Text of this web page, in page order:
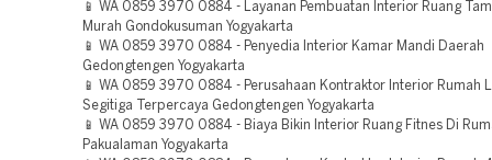
📱 WA 0859 3970 0884 - Layanan Pembuatan Interior Ruang
Murah Gondokusuman Yogyakarta
📱 WA 0859 3970 0884 - Penyedia Interior Kamar Mandi Daerah
Gedongtengen Yogyakarta
📱 WA 0859 3970 0884 - Perusahaan Kontraktor Interior Rumah
Segitiga Terpercaya Gedongtengen Yogyakarta
📱 WA 0859 3970 0884 - Biaya Bikin Interior Ruang Fitnes Di
Pakualaman Yogyakarta